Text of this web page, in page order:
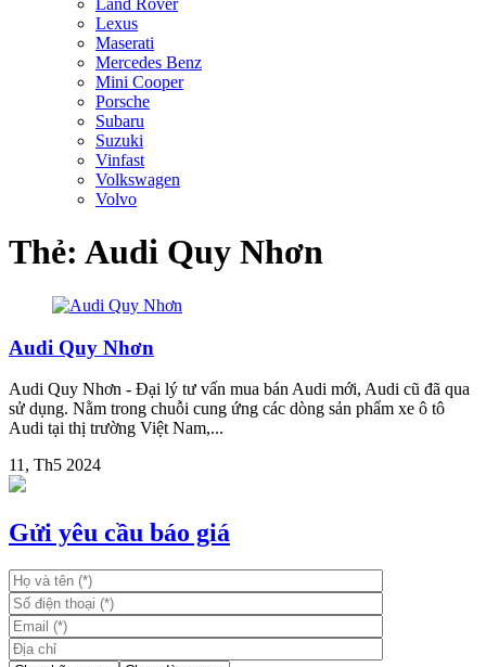
Land Rover
Lexus
Maserati
Mercedes Benz
Mini Cooper
Porsche
Subaru
Suzuki
Vinfast
Volkswagen
Volvo
Thẻ: Audi Quy Nhơn
Audi Quy Nhơn
Audi Quy Nhơn - Đại lý tư vấn mua bán Audi mới, Audi cũ đã qua
sử dụng. Nằm trong chuỗi cung ứng các dòng sản phẩm xe ô tô
Audi tại thị trường Việt Nam,...
11, Th5 2024
Gửi yêu cầu báo giá